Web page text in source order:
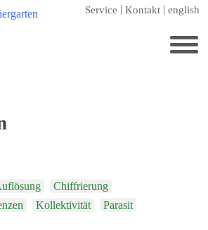
Service Kontakt english
Chiffrierung
Kollektivität
Parasit